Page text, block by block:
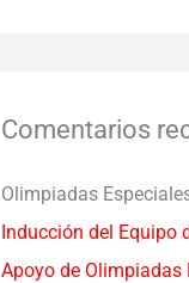
Comentarios
Olimpiadas
Inducción del Equipo
Apoyo de Olimpiadas